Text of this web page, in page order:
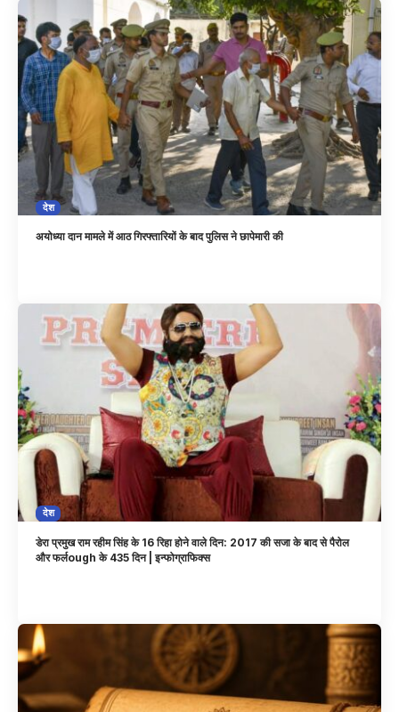
देश
अयोध्या दान मामले में आठ गिरफ्तारियों के बाद पुलिस ने छापेमारी की
देश
डेरा प्रमुख राम रहीम सिंह के 16 रिहा होने वाले दिन: 2017 की सजा के बाद से पैरोल
और फर्लough के 435 दिन | इन्फोग्राफिक्स